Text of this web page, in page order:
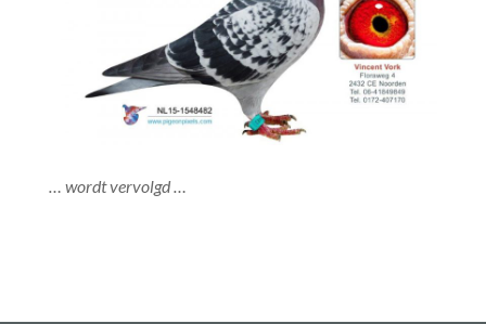
… wordt vervolgd …